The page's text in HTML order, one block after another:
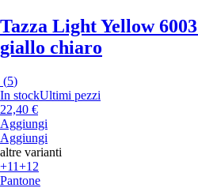
Tazza Light Yellow 600
giallo chiaro
(5)
In stockUltimi pezzi
22,40 €
Aggiungi
Aggiungi
altre varianti
+11+12
Pantone